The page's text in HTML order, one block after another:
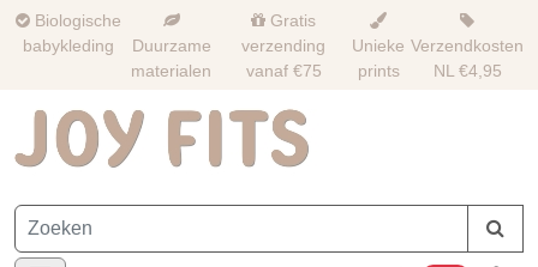
Biologische
babykleding
Duurzame
materialen
Gratis
verzending
vanaf €75
Unieke
prints
Verzendkosten
NL €4,95